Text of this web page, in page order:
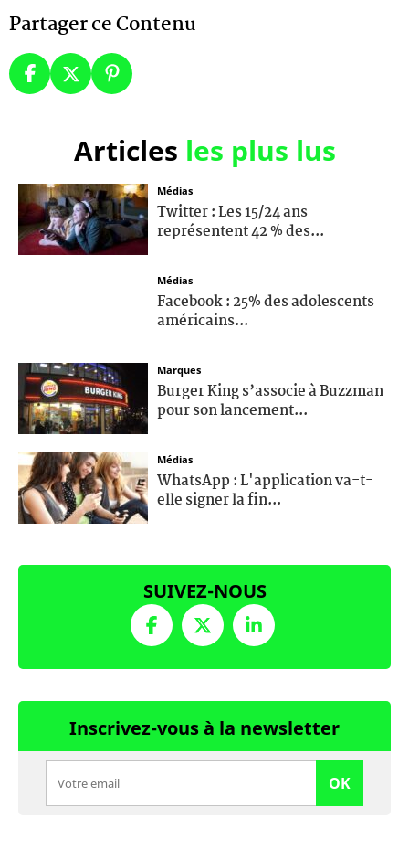
Partager ce Contenu
Articles les plus lus
Médias
Twitter : Les 15/24 ans
représentent 42 % des...
Médias
Facebook : 25% des adolescents
américains...
Marques
Burger King s’associe à Buzzman
pour son lancement...
Médias
WhatsApp : L'application va-t-
elle signer la fin...
SUIVEZ-NOUS
Inscrivez-vous à la newsletter
OK